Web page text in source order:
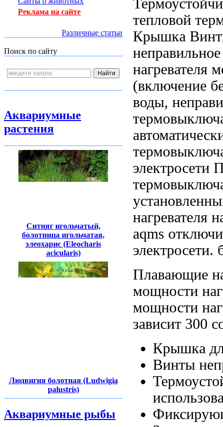
Реклама на сайте
Различные статьи
Поиск по сайту
Аквариумные
растения
Ситняг игольчатый,
болотница игольчатая,
элеохарис (Eleocharis
acicularis)
Людвигия болотная (Ludwigia
palustris)
Аквариумные рыбы
тепловой
Крышка
нагревателя
(включение
воды,
электросети
нагревателя
aqms
электросети.
Плавающие
мощности
мощности
зависит 300
Крышка
Винты